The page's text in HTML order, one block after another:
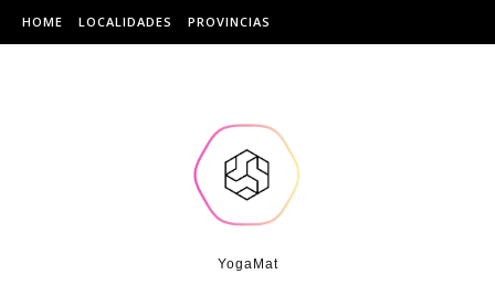
Skip to content
HOME LOCALIDADES PROVINCIAS
YogaMat